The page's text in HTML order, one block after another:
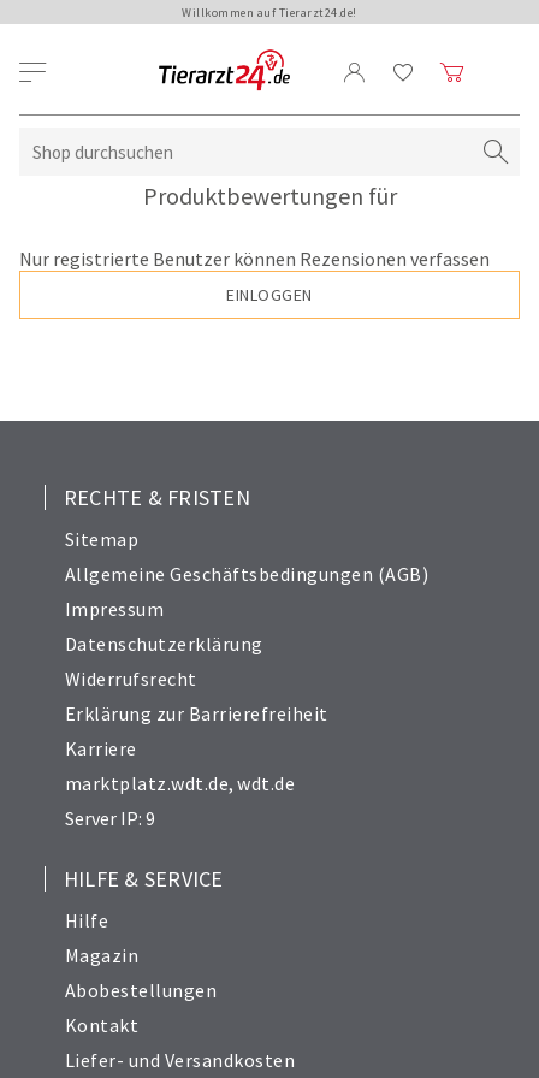
Willkommen auf Tierarzt24.de!
Produktbewertungen für
Nur registrierte Benutzer können Rezensionen verfassen
EINLOGGEN
RECHTE & FRISTEN
Sitemap
Allgemeine Geschäftsbedingungen (AGB)
Impressum
Datenschutzerklärung
Widerrufsrecht
Erklärung zur Barrierefreiheit
Karriere
marktplatz.wdt.de,wdt.de
Server IP: 9
HILFE & SERVICE
Hilfe
Magazin
Abobestellungen
Kontakt
Liefer- und Versandkosten